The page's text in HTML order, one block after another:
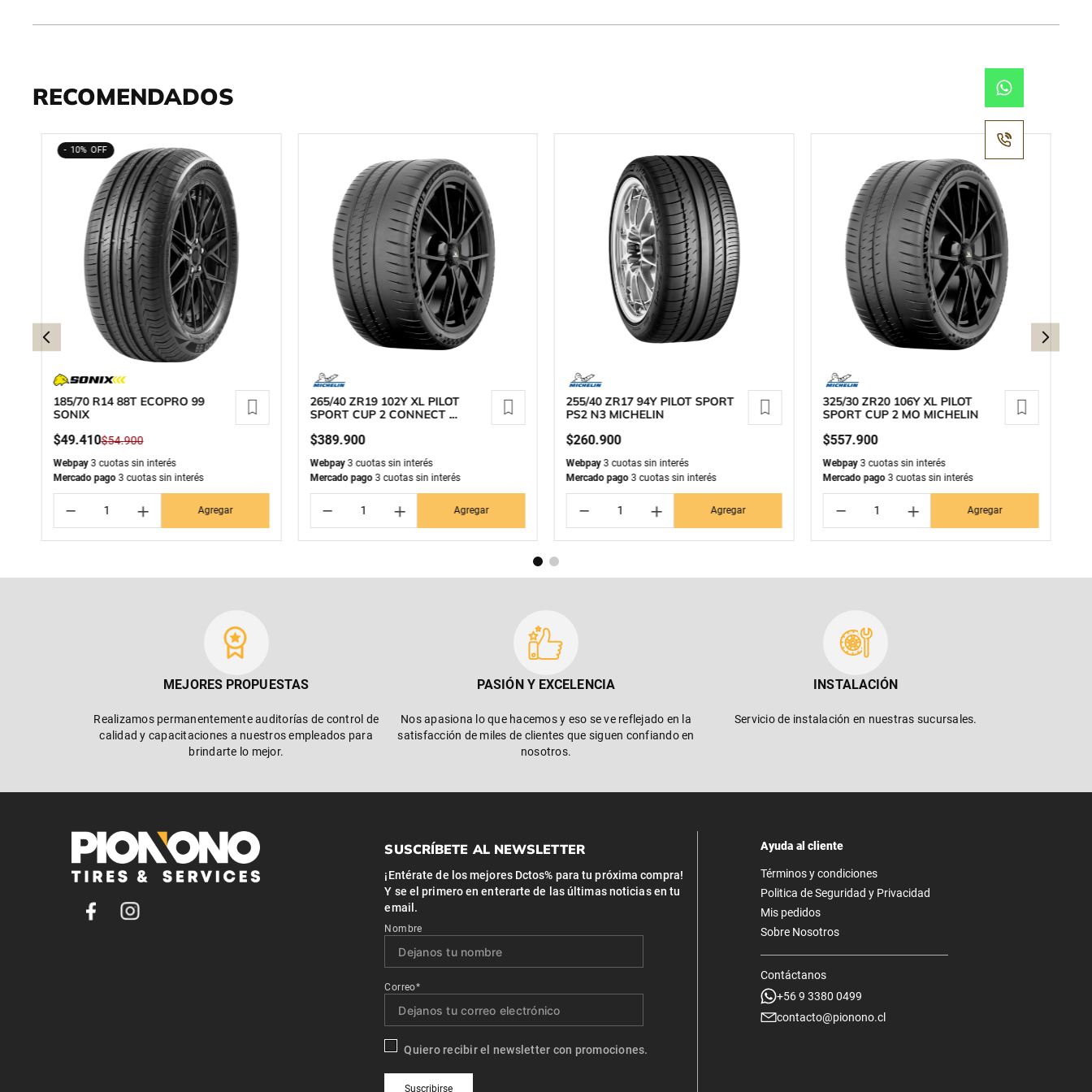
RECOMENDADOS
10%
185/70 R14 88T ECOPRO 99
SONIX
$49.410$54.900
Webpay3 cuotas sin interés
Mercado pago3 cuotas sin interés
＋
－ Agregar
265/40 ZR19 102Y XL PILOT
SPORT CUP 2 CONNECT
$389.900
Webpay3 cuotas sin interés
Mercado pago3 cuotas sin interés
＋
－ Agregar
255/40 ZR17 94Y PILOT SPORT
PS2 N3 MICHELIN
$260.900
Webpay 3 cuotas sin interés
Mercado pago 3 cuotas sin interés
＋
－ Agregar
325/30 ZR20 106Y XL PILOT
SPORT CUP 2 MO MICHELIN
$557.900
Webpay3 cuotas sin interés
Mercado pago3 cuotas sin interés
＋
－ Agregar
MEJORES PROPUESTAS
Realizamos permanentemente auditorías de control de
calidad y capacitaciones a nuestros empleados para
brindarte lo mejor.
PASIÓN Y EXCELENCIA
Nos apasiona lo que hacemos y eso se ve reflejado en la
satisfacción de miles de clientes que siguen confiando en
nosotros.
INSTALACIÓN
Servicio de instalación en nuestras sucursales.
SUSCRÍBETE AL NEWSLETTER
¡Entérate de los mejores Dctos% para tu próxima compra!
Y se el primero en enterarte de las últimas noticias en tu
email.
Nombre
Correo*
Quiero recibir el newsletter con promociones.
Suscribirse
Ayuda al cliente
Términos y condiciones
Politica de Seguridad y Privacidad
Mis pedidos
Sobre Nosotros
Contáctanos
+56 9 3380 0499
contacto@pionono.cl